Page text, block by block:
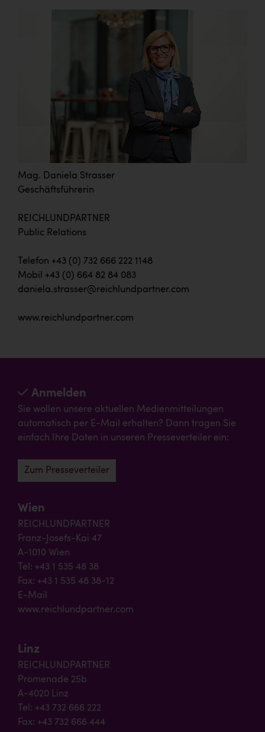
Mag. Daniela Strasser
Geschäftsführerin
REICHLUNDPARTNER
Public Relations
Telefon +43 (0) 732 666 222 1148
Mobil +43 (0) 664 82 84 083
daniela.strasser@reichlundpartner.com
www.reichlundpartner.com
Anmelden
Sie wollen unsere aktuellen Medienmitteilungen
automatisch per E-Mail erhalten? Dann tragen Sie
einfach Ihre Daten in unseren Presseverteiler ein:
Zum Presseverteiler
Wien
REICHLUNDPARTNER
Franz-Josefs-Kai 47
A-1010 Wien
Tel: +43 1 535 48 38
Fax: +43 1 535 48 38-12
E-Mail
www.reichlundpartner.com
Linz
REICHLUNDPARTNER
Promenade 25b
A-4020 Linz
Tel: +43 732 666 222
Fax: +43 732 666 444